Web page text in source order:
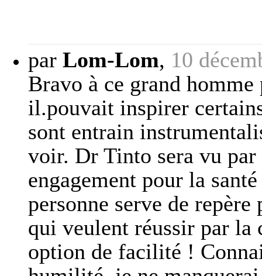
par Lom-Lom, 10
Bravo à ce grand
il.pouvait inspirer
sont entrain
voir. Dr Tinto sera vu par
engagement pour la
personne serve de
qui veulent réussir par la
option de facilité !